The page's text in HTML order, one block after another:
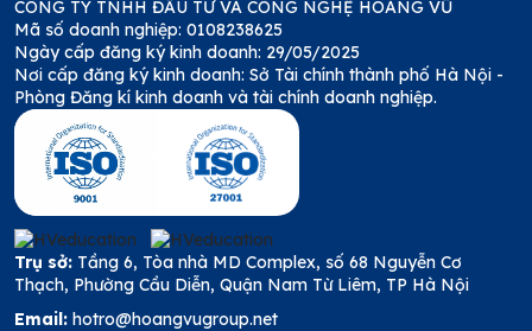
CÔNG TY TNHH ĐẦU TƯ VÀ CÔNG NGHỆ HOÀNG VŨ
Mã số doanh nghiệp: 0108238625
Ngày cấp đăng ký kinh doanh: 29/05/2025
Nơi cấp đăng ký kinh doanh: Sở Tài chính thành phố Hà Nội -
Phòng Đăng kí kinh doanh và tài chính doanh nghiệp.
Trụ sở: Tầng 6, Tòa nhà MD Complex, số 68 Nguyễn Cơ
Thạch, Phường Cầu Diễn, Quận Nam Từ Liêm, TP Hà Nội
Email: hotro@hoangvugroup.net